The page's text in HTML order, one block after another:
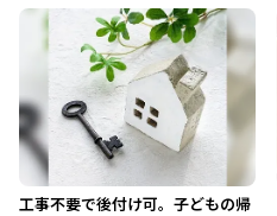
工事不要で後付け可。子どもの帰